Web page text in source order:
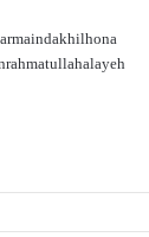
main dakhil hona
rahmatullah alayeh